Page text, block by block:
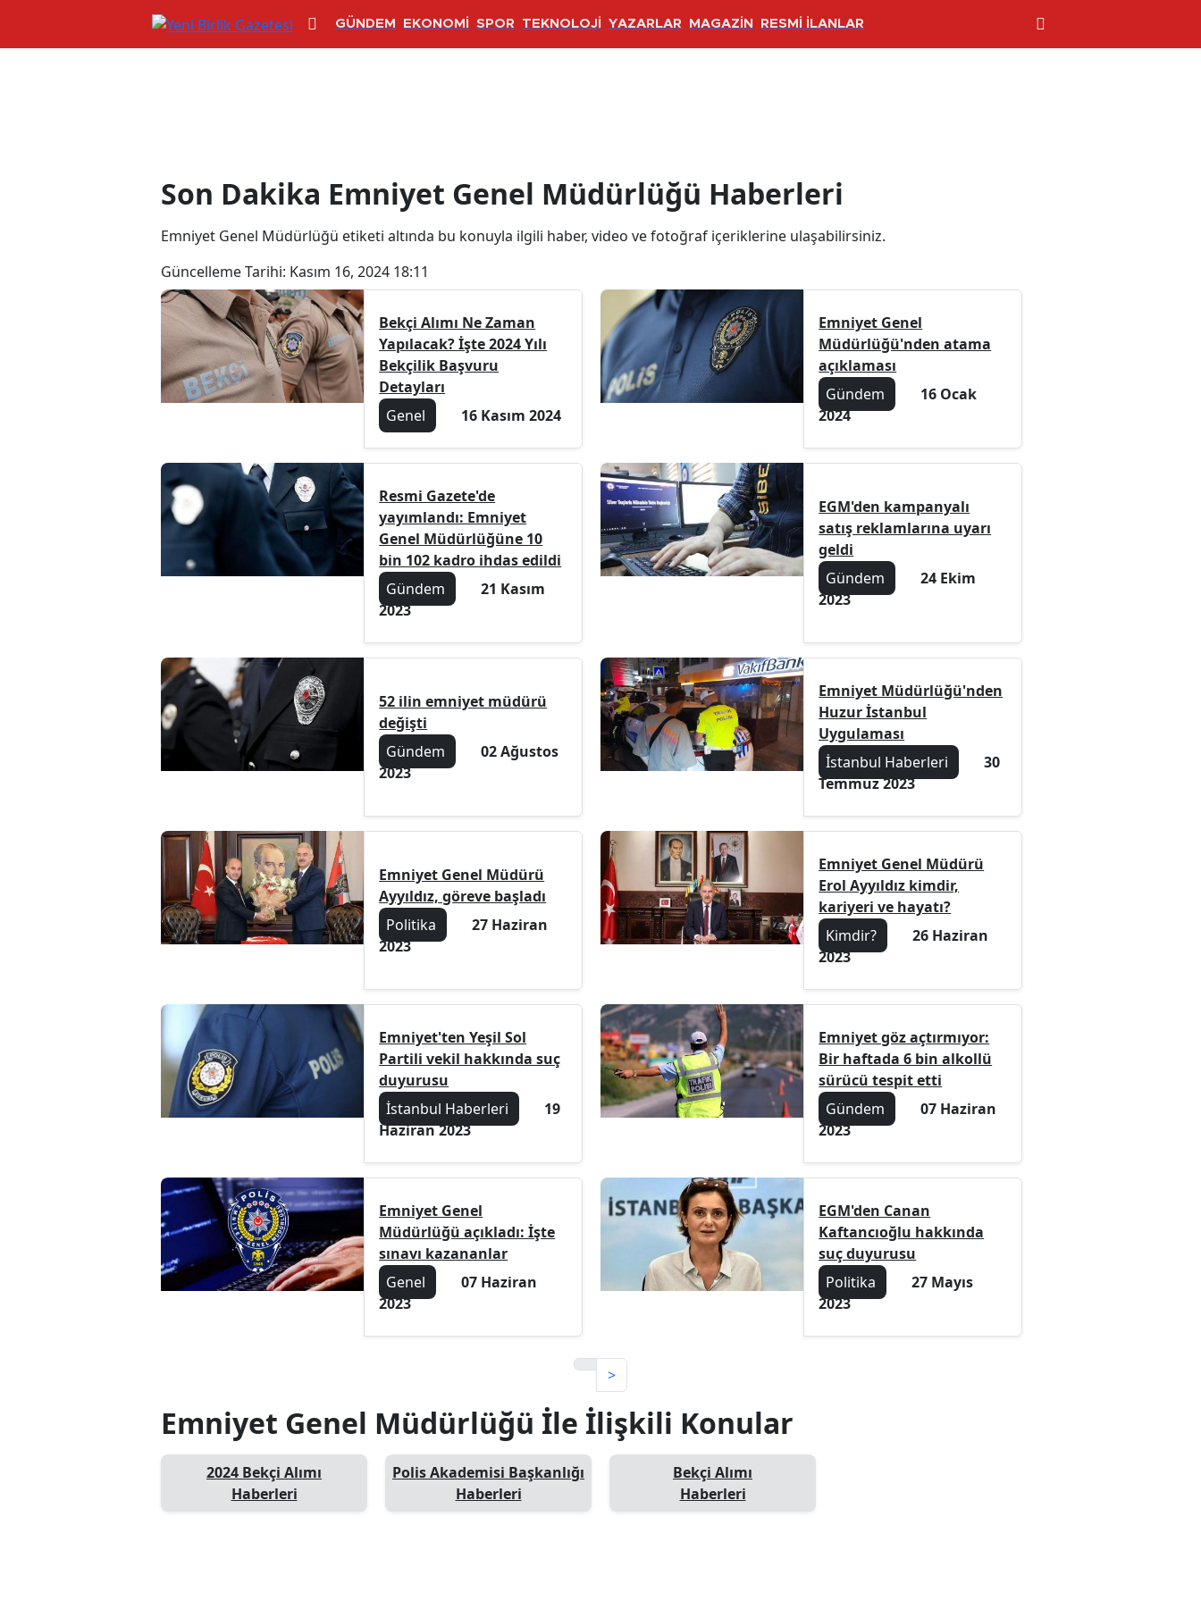
GÜNDEM EKONOMİ SPOR TEKNOLOJİ YAZARLAR MAGAZİN RESMİ İLANLAR
Son Dakika Emniyet Genel Müdürlüğü Haberleri
Emniyet Genel Müdürlüğü etiketi altında bu konuyla ilgili haber, video ve fotoğraf içeriklerine ulaşabilirsiniz.
Güncelleme Tarihi: Kasım 16, 2024 18:11
Bekçi Alımı Ne Zaman
Yapılacak? İşte 2024 Yılı
Bekçilik Başvuru
Detayları
Genel
16 Kasım 2024
Emniyet Genel
Müdürlüğü'nden atama
açıklaması
Gündem
16 Ocak
2024
Resmi Gazete'de
yayımlandı: Emniyet
Genel Müdürlüğüne 10
bin 102 kadro ihdas edildi
Gündem
21 Kasım
2023
EGM'den kampanyalı
satış reklamlarına uyarı
geldi
Gündem
24 Ekim
2023
52 ilin emniyet müdürü
değişti
Gündem
02 Ağustos
2023
Emniyet Müdürlüğü'nden
Huzur İstanbul
Uygulaması
İstanbul Haberleri
30
Temmuz 2023
Emniyet Genel Müdürü
Ayyıldız, göreve başladı
Politika
27 Haziran
2023
Emniyet Genel Müdürü
Erol Ayyıldız kimdir,
kariyeri ve hayatı?
Kimdir?
26 Haziran
2023
Emniyet'ten Yeşil Sol
Partili vekil hakkında suç
duyurusu
İstanbul Haberleri
19
Haziran 2023
Emniyet göz açtırmıyor:
Bir haftada 6 bin alkollü
sürücü tespit etti
Gündem
07 Haziran
2023
Emniyet Genel
Müdürlüğü açıkladı: İşte
sınavı kazananlar
Genel
07 Haziran
2023
EGM'den Canan
Kaftancıoğlu hakkında
suç duyurusu
Politika
27 Mayıs
2023
>
Emniyet Genel Müdürlüğü İle İlişkili Konular
2024 Bekçi Alımı
Haberleri
Polis Akademisi Başkanlığı
Haberleri
Bekçi Alımı
Haberleri